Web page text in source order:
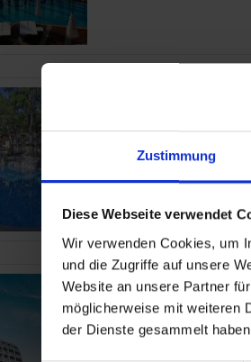
Zustimmung
Diese Webseite verwendet
Wir verwenden Cookies, um
und die Zugriffe auf unsere
Website an unsere Partner
möglicherweise mit weiteren
der Dienste gesammelt
Türkei – Marmaris
Türkische Ägäis
Green Nature
Türkei – Marmaris